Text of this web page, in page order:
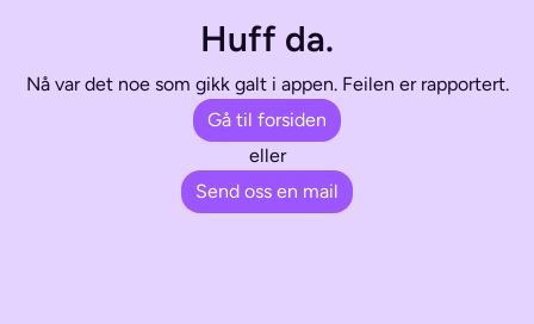
Huff da.
Nå var det noe som gikk galt i appen. Feilen er rapportert.
Gå til forsiden
eller
Send oss en mail